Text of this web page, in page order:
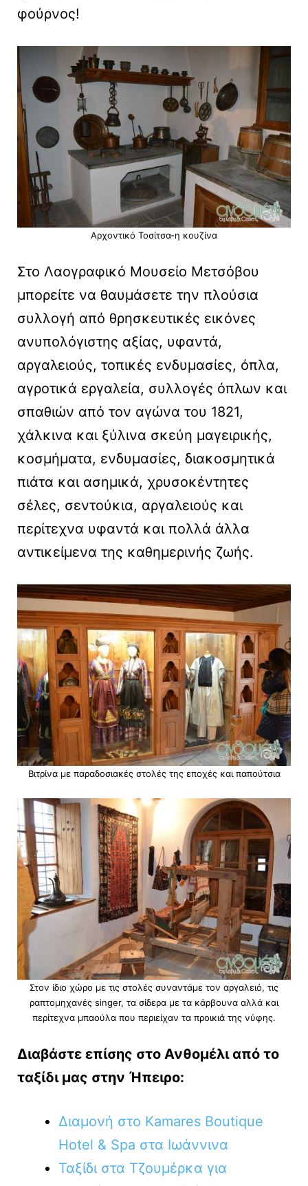
φούρνος!
Αρχοντικό Τοσίτσα-η κουζίνα
Στο Λαογραφικό Μουσείο Μετσόβου
μπορείτε να θαυμάσετε την πλούσια
συλλογή από θρησκευτικές εικόνες
ανυπολόγιστης αξίας, υφαντά,
αργαλειούς, τοπικές ενδυμασίες, όπλα,
αγροτικά εργαλεία, συλλογές όπλων και
σπαθιών από τον αγώνα του 1821,
χάλκινα και ξύλινα σκεύη μαγειρικής,
κοσμήματα, ενδυμασίες, διακοσμητικά
πιάτα και ασημικά, χρυσοκέντητες
σέλες, σεντούκια, αργαλειούς και
περίτεχνα υφαντά και πολλά άλλα
αντικείμενα της καθημερινής ζωής.
Βιτρίνα με παραδοσιακές στολές της εποχές και παπούτσια
Στον ίδιο χώρο με τις στολές συναντάμε τον αργαλειό, τις
ραπτομηχανές singer, τα σίδερα με τα κάρβουνα αλλά και
περίτεχνα μπαούλα που περιείχαν τα προικιά της νύφης.
Διαβάστε επίσης στο Ανθομέλι από το
ταξίδι μας στην Ήπειρο:
Διαμονή στο Kamares Boutique
Hotel & Spa στα Ιωάννινα
Ταξίδι στα Τζουμέρκα για